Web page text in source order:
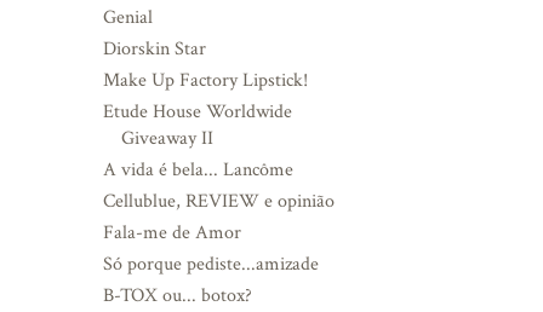
Genial
Diorskin Star
Make Up Factory Lipstick!
Etude House Worldwide
Giveaway II
A vida é bela... Lancôme
Cellublue, REVIEW e opinião
Fala-me de Amor
Só porque pediste...amizade
B-TOX ou... botox?